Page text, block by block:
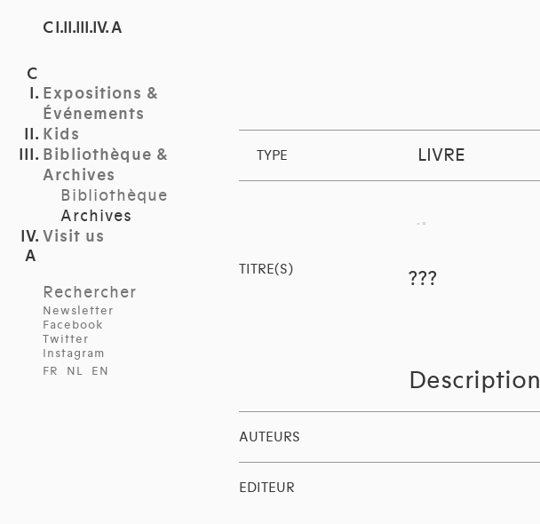
C I.II.III.IV. A
Expositions &
Événements
Kids
Bibliothèque &
Archives
Bibliothèque
Archives
Visit us
Rechercher
Newsletter
Facebook
Twitter
Instagram
FR
NL EN
TYPE LIVRE
TITRE(S) ???
Description
AUTEURS
EDITEUR